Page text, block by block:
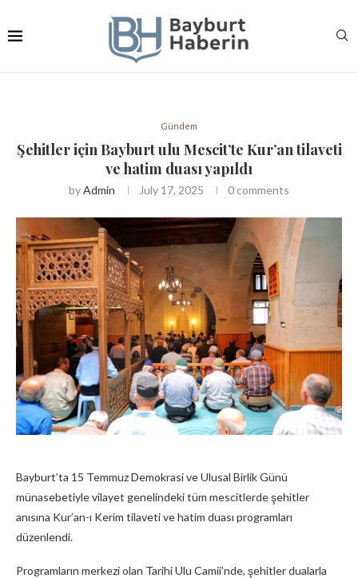
Gündem
Şehitler için Bayburt ulu Mescit’te Kur’an tilaveti
ve hatim duası yapıldı
byAdmin July 17, 2025 0 comments
Bayburt’ta 15 Temmuz Demokrasi ve Ulusal Birlik Günü
münasebetiyle vilayet genelindeki tüm mescitlerde şehitler
anısına Kur’an-ı Kerim tilaveti ve hatim duası programları
düzenlendi.
Programların merkezi olan Tarihi Ulu Camii’nde, şehitler dualarla